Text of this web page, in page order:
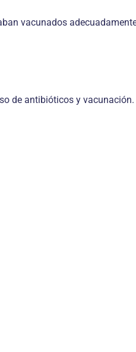
vacunados
de antibióticos y vacunación.